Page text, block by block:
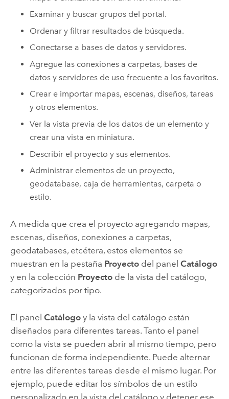
Examinar y buscar grupos del portal.
Ordenar y filtrar resultados de búsqueda.
Conectarse a bases de datos y servidores.
Agregue las conexiones a carpetas, bases de
datos y servidores de uso frecuente a los favoritos.
Crear e importar mapas, escenas, diseños, tareas
y otros elementos.
Ver la vista previa de los datos de un elemento y
crear una vista en miniatura.
Describir el proyecto y sus elementos.
Administrar elementos de un proyecto,
geodatabase, caja de herramientas, carpeta o
estilo.
A medida que crea el proyecto agregando mapas,
escenas, diseños, conexiones a carpetas,
geodatabases, etcétera, estos elementos se
muestran en la pestaña Proyectodel panel Catálogo
y en la colección Proyectode la vista del catálogo,
categorizados por tipo.
El panel Catálogoy la vista del catálogo están
diseñados para diferentes tareas. Tanto el panel
como la vista se pueden abrir al mismo tiempo, pero
funcionan de forma independiente. Puede alternar
entre las diferentes tareas desde el mismo lugar. Por
ejemplo, puede editar los símbolos de un estilo
personalizado en la vista del catálogo y detener ese